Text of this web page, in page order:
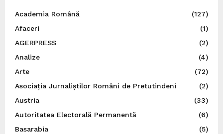
Academia Română
(127)
Afaceri
(1)
AGERPRESS
(2)
Analize
(4)
Arte
(72)
Asociația Jurnaliștilor Români de Pretutindeni
(2)
Austria
(33)
Autoritatea Electorală Permanentă
(6)
Basarabia
(5)